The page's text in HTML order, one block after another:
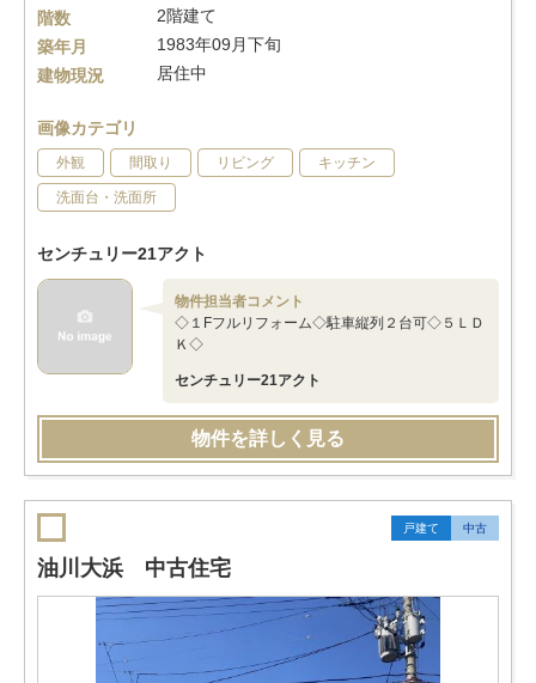
階数
2階建て
築年月
1983年09月下旬
建物現況
居住中
画像カテゴリ
外観 間取り リビング キッチン
洗面台・洗面所
センチュリー21アクト
物件担当者コメント
◇１Fフルリフォーム◇駐車縦列２台可◇５ＬＤ
Ｋ◇
センチュリー21アクト
物件を詳しく見る
戸建て 中古
油川大浜 中古住宅